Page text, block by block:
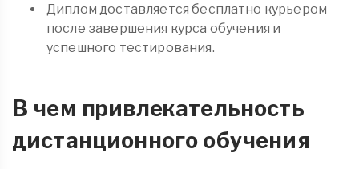
Диплом доставляется бесплатно курьером
после завершения курса обучения и
успешного тестирования.
В чем привлекательность
дистанционного обучения